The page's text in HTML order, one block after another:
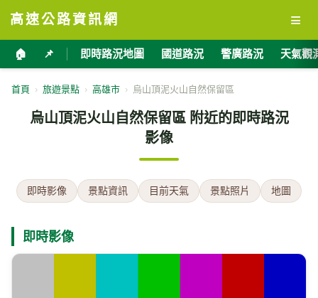
高速公路資訊網 ≡
🏠 📌 即時路況地圖 國道路況 警廣路況 天氣觀
首頁 › 旅遊景點 › 高雄市 › 烏山頂泥火山自然保留區
烏山頂泥火山自然保留區 附近的即時路況
影像
即時影像 景點資訊 目前天氣 景點照片 地圖
即時影像